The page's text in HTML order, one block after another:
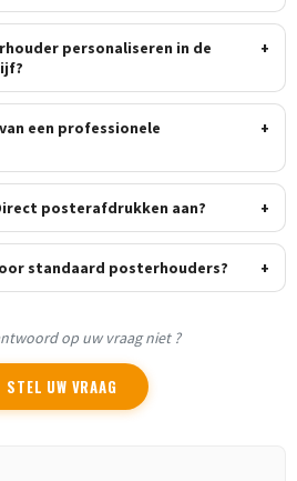
personaliseren in de
+
een professionele
+
posterafdrukken aan? +
standaard posterhouders? +
op uw vraag niet ?
STEL UW VRAAG